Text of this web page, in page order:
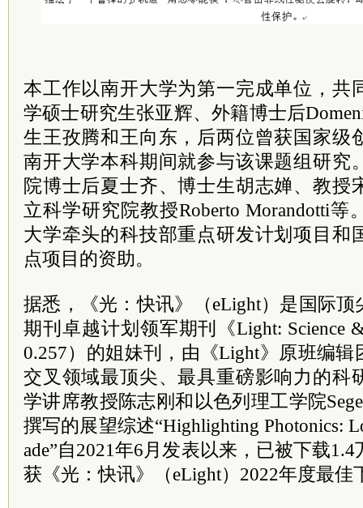
本工作以南开大学为第一完成单位，共
学硕士研究生张亚辉、外籍博士后
生王孜腾和王向东，后两位曾获国家级
南开大学本科期间就参与该课题组研究
院博士后夏士齐、博士生胡志婵、教授
立科学研究院教授Roberto Morandotti
大学牵头的科技部重点研发计划项目和
点项目的资助。
据悉，《光：快讯》（eLight）是国际
期刊卓越计划领军期刊《Light: Science
0.257）的姐妹刊，由《Light》原班编
交叉领域最顶尖、最具重磅影响力的科
学讲席教授陈志刚和以色列理工学院
撰写的展望综述“Highlighting Photonics:
ade”自2021年6月发表以来，已被下载
获《光：快讯》（eLight）2022年度最佳